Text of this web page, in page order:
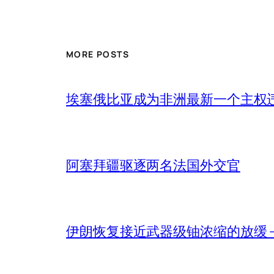
MORE POSTS
埃塞俄比亚成为非洲最新一个主权
阿塞拜疆驱逐两名法国外交官
伊朗恢复接近武器级铀浓缩的放缓